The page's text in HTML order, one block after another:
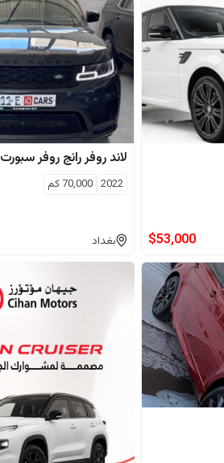
$53,000
لاند روفررانج روفر سبورت
2022
70,000كم
بغداد